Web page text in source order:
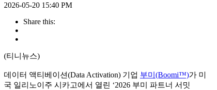
2026-05-20 15:40 PM
Share this:
(티니뉴스)
데이터 액티베이션(Data Activation) 기업 부미(Boomi™)가 미
국 일리노이주 시카고에서 열린 ‘2026 부미 파트너 서밋